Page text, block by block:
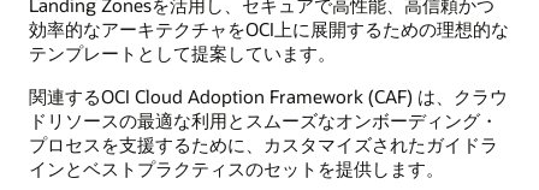
効率的なアーキテクチャをOCI上に展開するための理想的な
テンプレートとして提案しています。
関連するOCI Cloud Adoption Framework (CAF) は、クラウ
ドリソースの最適な利用とスムーズなオンボーディング・
プロセスを支援するために、カスタマイズされたガイドラ
インとベストプラクティスのセットを提供します。